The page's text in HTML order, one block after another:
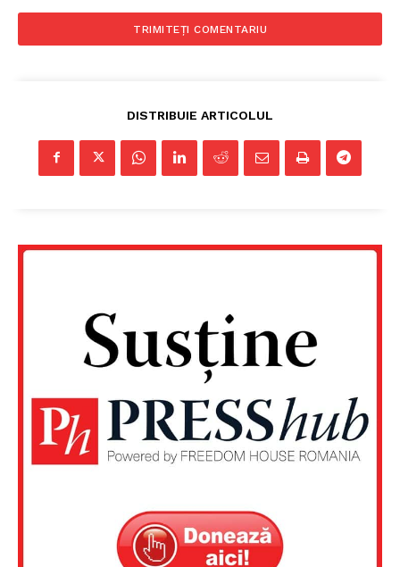
DISTRIBUIE ARTICOLUL